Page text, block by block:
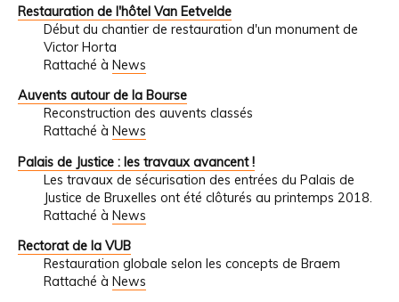
Restauration de l'hôtel Van Eetvelde
Début du chantier de restauration d'un monument de
Victor Horta
Rattaché à News
Auvents autour de la Bourse
Reconstruction des auvents classés
Rattaché à News
Palais de Justice : les travaux avancent !
Les travaux de sécurisation des entrées du Palais de
Justice de Bruxelles ont été clôturés au printemps 2018.
Rattaché à News
Rectorat de la VUB
Restauration globale selon les concepts de Braem
Rattaché à News